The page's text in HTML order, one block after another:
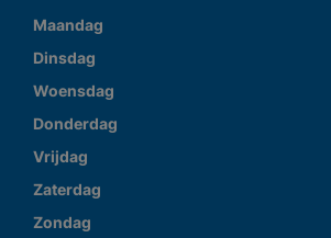
Maandag
Dinsdag
Woensdag
Donderdag
Vrijdag
Zaterdag
Zondag